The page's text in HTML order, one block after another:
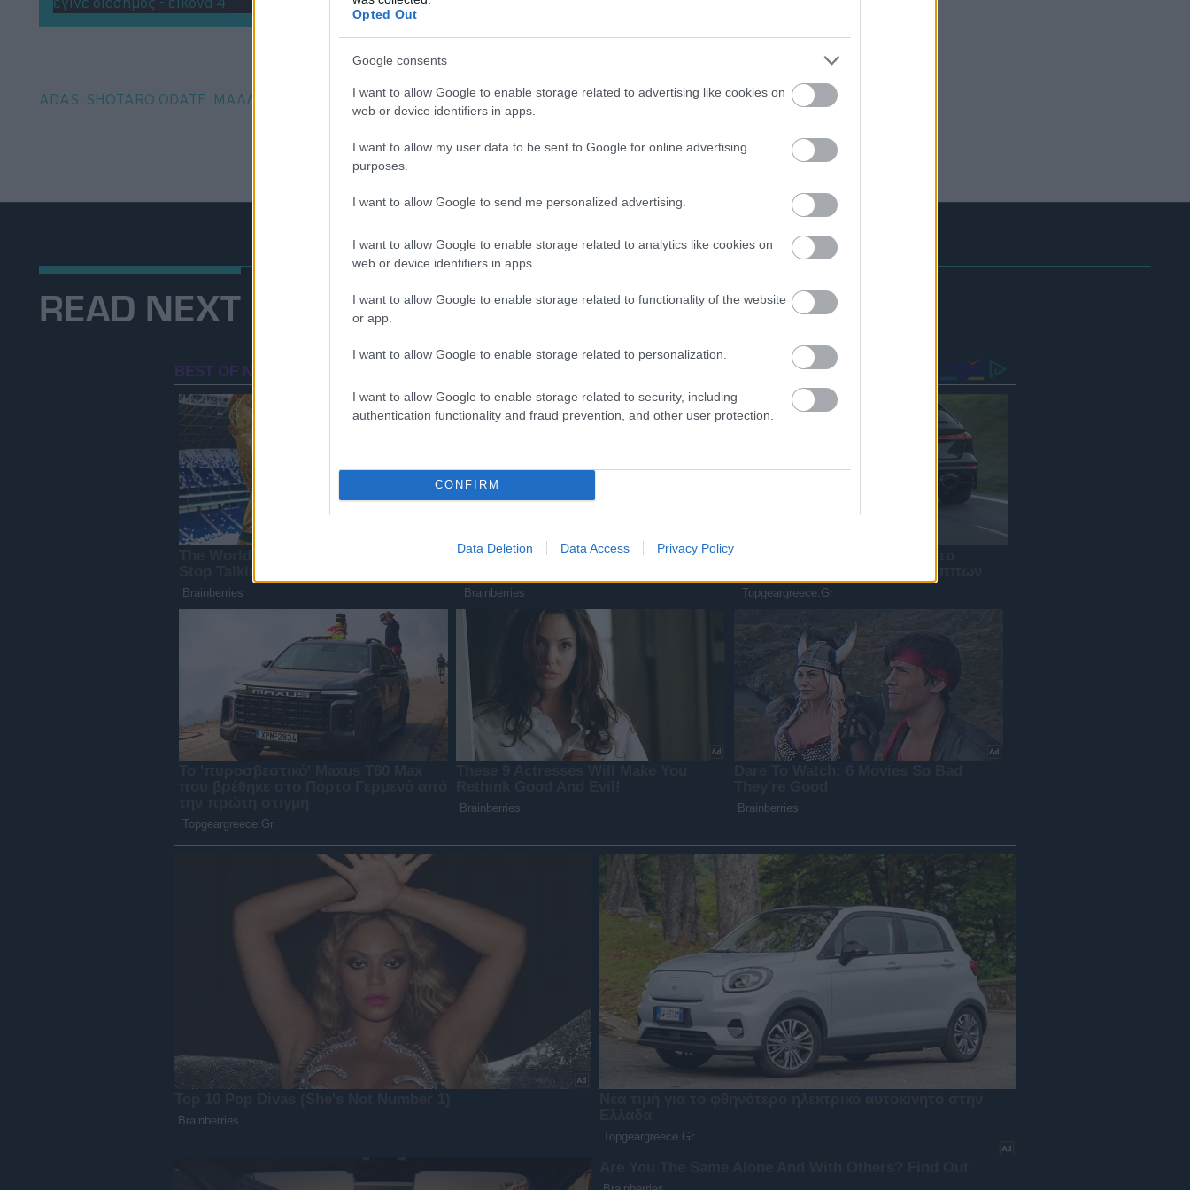
Opted Out
Google consents
I want to allow Google to enable storage related to advertising like cookies on
web or device identifiers in apps.
I want to allow my user data to be sent to Google for online advertising
purposes.
I want to allow Google to send me personalized advertising.
I want to allow Google to enable storage related to analytics like cookies on
web or device identifiers in apps.
I want to allow Google to enable storage related to functionality of the website
or app.
I want to allow Google to enable storage related to personalization.
I want to allow Google to enable storage related to security, including
authentication functionality and fraud prevention, and other user protection.
CONFIRM
Data Deletion Data Access Privacy Policy
ADAS SHOTARO ODATE ΜΑΛΛΙΑ
READ NEXT